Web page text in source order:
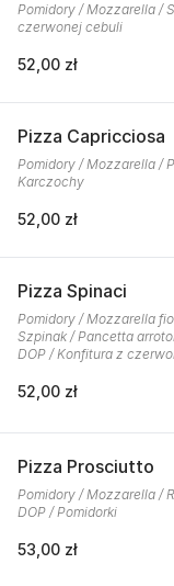
Pomidory / Mozzarella /
czerwonej cebuli
52,00 zł
Pizza Capricciosa
Pomidory / Mozzarella /
Karczochy
52,00 zł
Pizza Spinaci
Pomidory / Mozzarella
Szpinak / Pancetta
DOP / Konfitura z
52,00 zł
Pizza Prosciutto
Pomidory / Mozzarella /
DOP / Pomidorki
53,00 zł